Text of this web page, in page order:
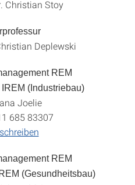
Christian Stoy
Deplewski
REM
(Industriebau)
Joelie
685 83307
REM
(Gesundheitsbau)